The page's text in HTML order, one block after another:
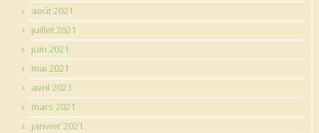
août 2021
juillet 2021
juin 2021
mai 2021
avril 2021
mars 2021
janvier 2021